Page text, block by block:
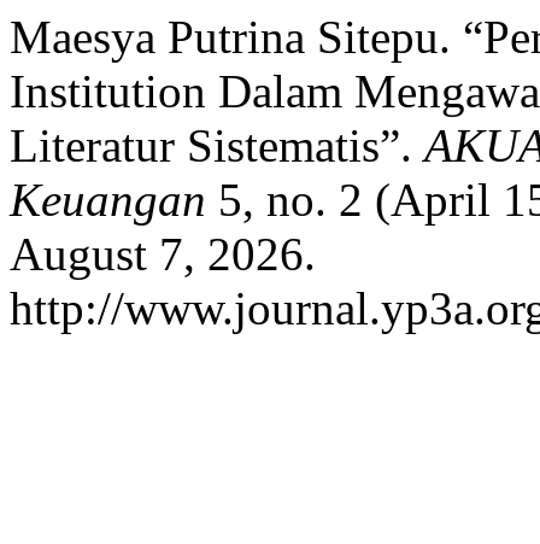
Maesya Putrina Sitepu.
Institution Dalam
Literatur Sistematis”.
Keuangan 5, no. 2 (April
August 7, 2026.
http://